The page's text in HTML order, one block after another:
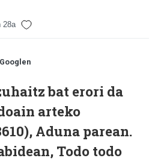
28a
bat erori da
arteko
Aduna parean.
Todo todo